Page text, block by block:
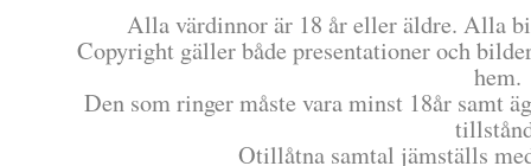
Alla värdinnor är 18 år eller äldre. Alla
Copyright gäller både presentationer och
hem.
Den som ringer måste vara minst 18år samt
Otillåtna samtal jämställs